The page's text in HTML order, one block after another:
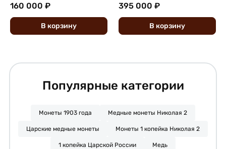
160 000 ₽
В корзину
395 000 ₽
В корзину
Популярные категории
Монеты 1903 года Медные монеты Николая 2
Царские медные монеты Монеты 1 копейка Николая 2
1 копейка Царской России Медь